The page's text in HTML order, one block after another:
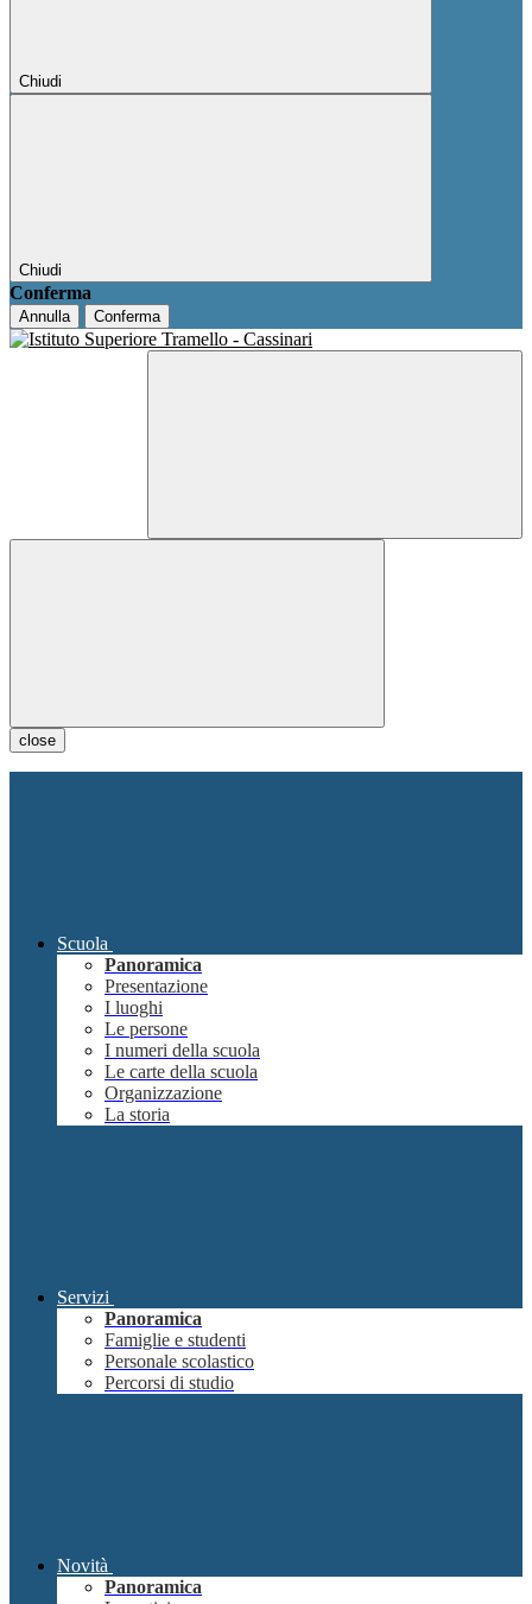
Chiudi
Chiudi
Conferma
Annulla Conferma
close
Scuola
Panoramica
Presentazione
I luoghi
Le persone
I numeri della scuola
Le carte della scuola
Organizzazione
La storia
Servizi
Panoramica
Famiglie e studenti
Personale scolastico
Percorsi di studio
Novità
Panoramica